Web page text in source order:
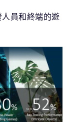
員和終端的遊